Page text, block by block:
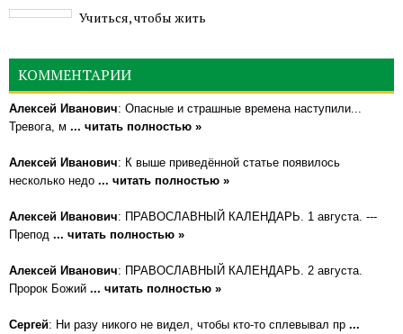
Учиться, чтобы жить
КОММЕНТАРИИ
Алексей Иванович: Опасные и страшные времена наступили...
Тревога, м ... читать полностью »
Алексей Иванович: К выше приведённой статье появилось
несколько недо ... читать полностью »
Алексей Иванович: ПРАВОСЛАВНЫЙ КАЛЕНДАРЬ. 1 августа. ---
Препод ... читать полностью »
Алексей Иванович: ПРАВОСЛАВНЫЙ КАЛЕНДАРЬ. 2 августа.
Пророк Божий ... читать полностью »
Сергей: Ни разу никого не видел, чтобы кто-то сплевывал пр ...